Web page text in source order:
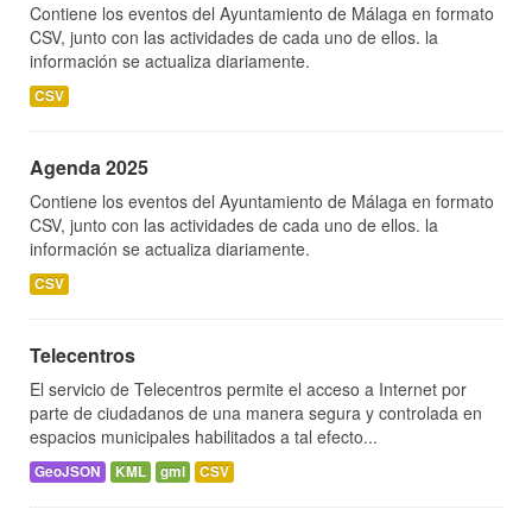
Contiene los eventos del Ayuntamiento de Málaga en formato
CSV, junto con las actividades de cada uno de ellos. la
información se actualiza diariamente.
CSV
Agenda 2025
Contiene los eventos del Ayuntamiento de Málaga en formato
CSV, junto con las actividades de cada uno de ellos. la
información se actualiza diariamente.
CSV
Telecentros
El servicio de Telecentros permite el acceso a Internet por
parte de ciudadanos de una manera segura y controlada en
espacios municipales habilitados a tal efecto...
GeoJSON KML gml CSV